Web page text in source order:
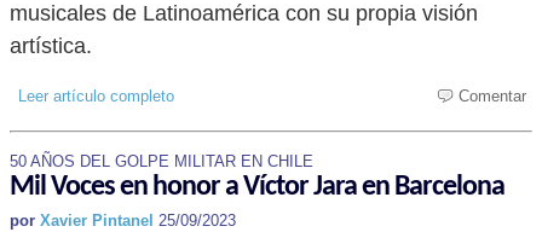
musicales de Latinoamérica con su propia visión
artística.
Leer artículo completo Comentar
50 AÑOS DEL GOLPE MILITAR EN CHILE
Mil Voces en honor a Víctor Jara en Barcelona
por Xavier Pintanel 25/09/2023